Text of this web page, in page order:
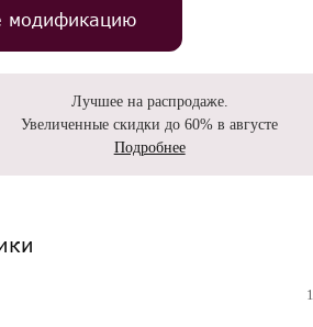
модификацию
Лучшее на распродаже.
Увеличенные скидки до 60% в августе
Подробнее